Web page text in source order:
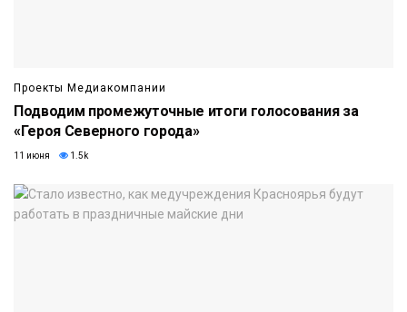
Проекты Медиакомпании
Подводим промежуточные итоги голосования за
«Героя Северного города»
11 июня 1.5k